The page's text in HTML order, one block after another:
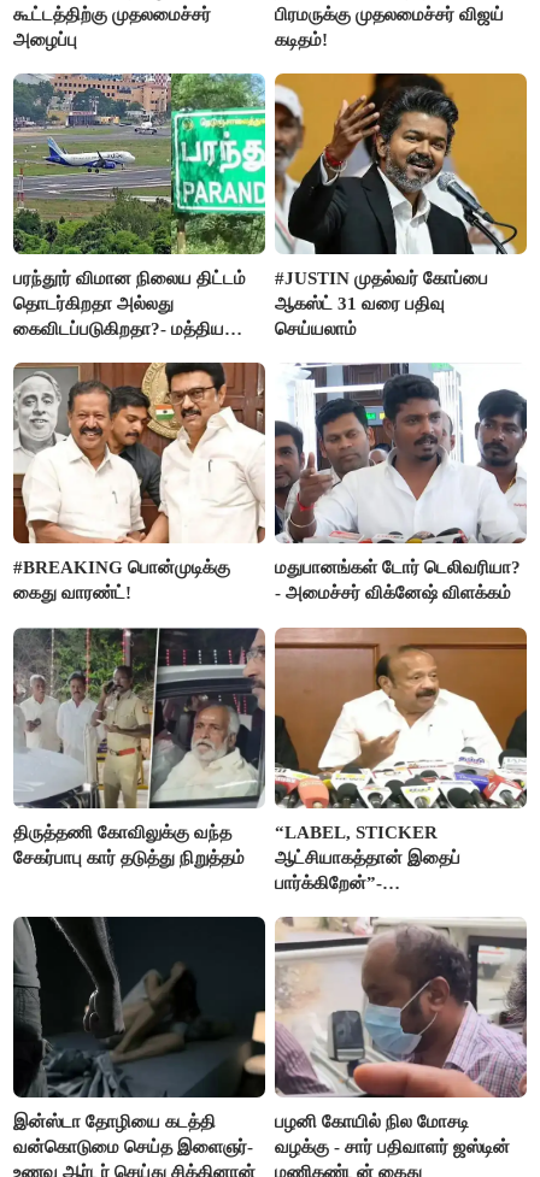
கூட்டத்திற்கு முதலமைச்சர்
அழைப்பு
பிரமருக்கு முதலமைச்சர் விஜய்
கடிதம்!
பரந்தூர் விமான நிலைய திட்டம்
தொடர்கிறதா அல்லது
கைவிடப்படுகிறதா?- மத்திய
#JUSTIN முதல்வர் கோப்பை
ஆகஸ்ட் 31 வரை பதிவு
செய்யலாம்
#BREAKING பொன்முடிக்கு
கைது வாரண்ட்!
மதுபானங்கள் டோர் டெலிவரியா?
- அமைச்சர் விக்னேஷ் விளக்கம்
திருத்தணி கோவிலுக்கு வந்த
சேகர்பாபு கார் தடுத்து நிறுத்தம்
“LABEL, STICKER
ஆட்சியாகத்தான் இதைப்
பார்க்கிறேன்”-
இன்ஸ்டா தோழியை கடத்தி
வன்கொடுமை செய்த இளைஞர்-
உணவு ஆர்டர் செய்து சிக்கினான்
பழனி கோயில் நில மோசடி
வழக்கு - சார் பதிவாளர் ஜஸ்டின்
மணிகண்டன் கைது